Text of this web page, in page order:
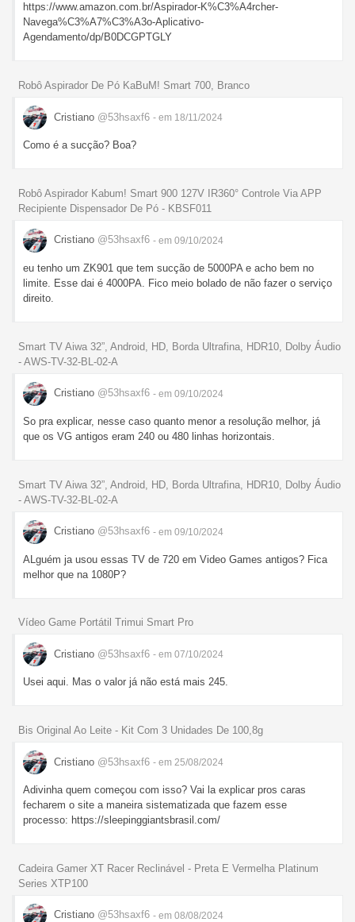
https://www.amazon.com.br/Aspirador-K%C3%A4rcher-
Navega%C3%A7%C3%A3o-Aplicativo-
Agendamento/dp/B0DCGPTGLY
Robô Aspirador De Pó KaBuM! Smart 700, Branco
Cristiano @53hsaxf6 - em 18/11/2024
Como é a sucção? Boa?
Robô Aspirador Kabum! Smart 900 127V IR360° Controle Via APP
Recipiente Dispensador De Pó - KBSF011
Cristiano @53hsaxf6 - em 09/10/2024
eu tenho um ZK901 que tem sucção de 5000PA e acho bem no
limite. Esse dai é 4000PA. Fico meio bolado de não fazer o serviço
direito.
Smart TV Aiwa 32”, Android, HD, Borda Ultrafina, HDR10, Dolby Áudio
- AWS-TV-32-BL-02-A
Cristiano @53hsaxf6 - em 09/10/2024
So pra explicar, nesse caso quanto menor a resolução melhor, já
que os VG antigos eram 240 ou 480 linhas horizontais.
Smart TV Aiwa 32”, Android, HD, Borda Ultrafina, HDR10, Dolby Áudio
- AWS-TV-32-BL-02-A
Cristiano @53hsaxf6 - em 09/10/2024
ALguém ja usou essas TV de 720 em Video Games antigos? Fica
melhor que na 1080P?
Vídeo Game Portátil Trimui Smart Pro
Cristiano @53hsaxf6 - em 07/10/2024
Usei aqui. Mas o valor já não está mais 245.
Bis Original Ao Leite - Kit Com 3 Unidades De 100,8g
Cristiano @53hsaxf6 - em 25/08/2024
Adivinha quem começou com isso? Vai la explicar pros caras
fecharem o site a maneira sistematizada que fazem esse
processo: https://sleepinggiantsbrasil.com/
Cadeira Gamer XT Racer Reclinável - Preta E Vermelha Platinum
Series XTP100
Cristiano @53hsaxf6 - em 08/08/2024